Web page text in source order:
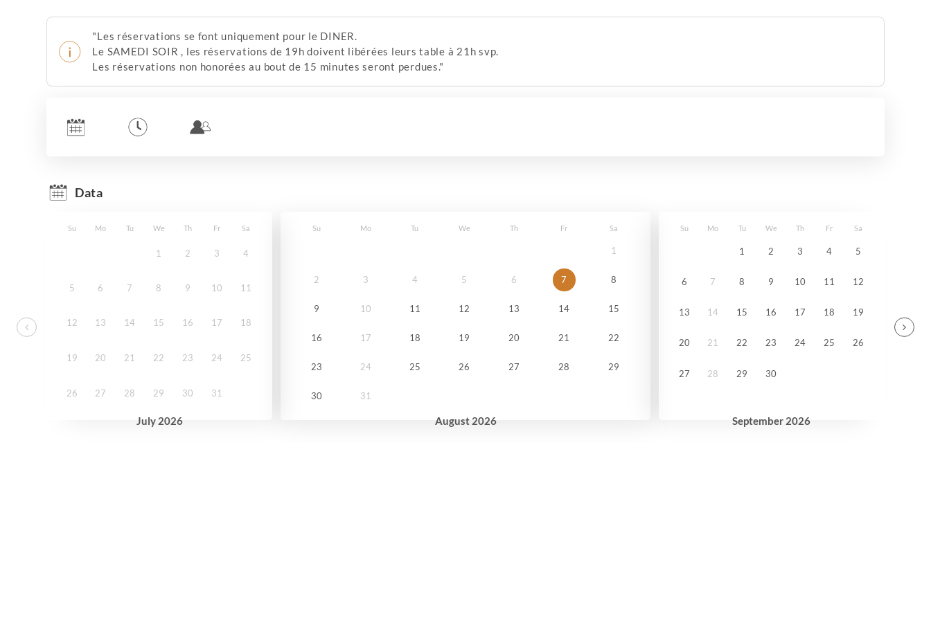
"Les réservations se font uniquement pour le DINER.
Le SAMEDI SOIR , les réservations de 19h doivent libérées leurs table à 21h svp.
Les réservations non honorées au bout de 15 minutes seront perdues."
Data
July 2026
Su Mo Tu We Th Fr Sa
1 2 3 4
5 6 7 8 9 10 11
12 13 14 15 16 17 18
19 20 21 22 23 24 25
26 27 28 29 30 31
August 2026
Su Mo Tu We Th Fr Sa
1
2 3 4 5 6 7 8
9 10 11 12 13 14 15
16 17 18 19 20 21 22
23 24 25 26 27 28 29
30 31
September 2026
Su Mo Tu We Th Fr Sa
1 2 3 4 5
6 7 8 9 10 11 12
13 14 15 16 17 18 19
20 21 22 23 24 25 26
27 28 29 30